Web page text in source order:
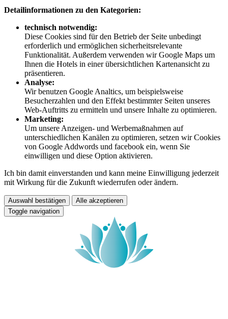
Detailinformationen zu den Kategorien:
technisch notwendig:
Diese Cookies sind für den Betrieb der Seite unbedingt
erforderlich und ermöglichen sicherheitsrelevante
Funktionalität. Außerdem verwenden wir Google Maps um
Ihnen die Hotels in einer übersichtlichen Kartenansicht zu
präsentieren.
Analyse:
Wir benutzen Google Analtics, um beispielsweise
Besucherzahlen und den Effekt bestimmter Seiten unseres
Web-Auftritts zu ermitteln und unsere Inhalte zu optimieren.
Marketing:
Um unsere Anzeigen- und Werbemaßnahmen auf
unterschiedlichen Kanälen zu optimieren, setzen wir Cookies
von Google Addwords und facebook ein, wenn Sie
einwilligen und diese Option aktivieren.
Ich bin damit einverstanden und kann meine Einwilligung jederzeit
mit Wirkung für die Zukunft wiederrufen oder ändern.
Auswahl bestätigen
Alle akzeptieren
Toggle navigation